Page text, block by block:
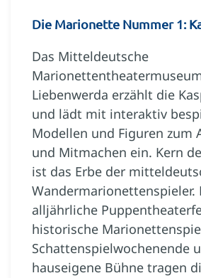
Die Marionette Nummer 1:
Das Mitteldeutsche
Liebenwerda erzählt die
und lädt mit interaktiv
Modellen und Figuren zum
und Mitmachen ein. Kern
ist das Erbe der
Wandermarionettenspieler.
alljährliche
historische
Schattenspielwochenende
hauseigene Bühne tragen